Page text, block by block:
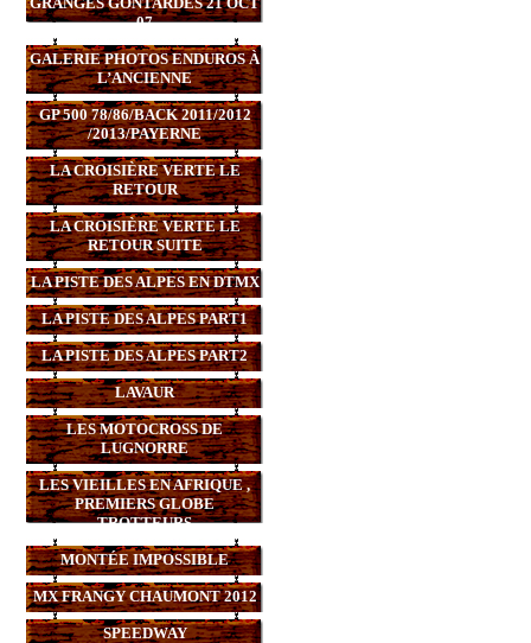
07
GALERIE PHOTOS ENDUROS À
L’ANCIENNE
GP 500 78/86/BACK 2011/2012
/2013/PAYERNE
LA CROISIÈRE VERTE LE
RETOUR
LA CROISIÈRE VERTE LE
RETOUR SUITE
LA PISTE DES ALPES EN DTMX
LA PISTE DES ALPES PART1
LA PISTE DES ALPES PART2
LAVAUR
LES MOTOCROSS DE
LUGNORRE
LES VIEILLES EN AFRIQUE ,
PREMIERS GLOBE
TROTTEURS
MONTÉE IMPOSSIBLE
MX FRANGY CHAUMONT 2012
SPEEDWAY